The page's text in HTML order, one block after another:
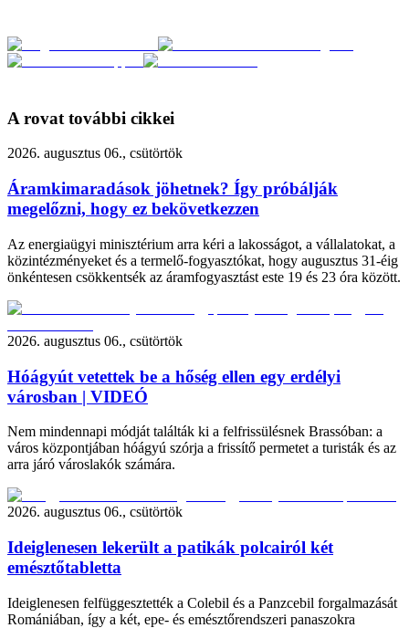
A rovat további cikkei
2026. augusztus 06., csütörtök
Áramkimaradások jöhetnek? Így próbálják
megelőzni, hogy ez bekövetkezzen
Az energiaügyi minisztérium arra kéri a lakosságot, a vállalatokat, a
közintézményeket és a termelő-fogyasztókat, hogy augusztus 31-éig
önkéntesen csökkentsék az áramfogyasztást este 19 és 23 óra között.
2026. augusztus 06., csütörtök
Hóágyút vetettek be a hőség ellen egy erdélyi
városban | VIDEÓ
Nem mindennapi módját találták ki a felfrissülésnek Brassóban: a
város központjában hóágyú szórja a frissítő permetet a turisták és az
arra járó városlakók számára.
2026. augusztus 06., csütörtök
Ideiglenesen lekerült a patikák polcairól két
emésztőtabletta
Ideiglenesen felfüggesztették a Colebil és a Panzcebil forgalmazását
Romániában, így a két, epe- és emésztőrendszeri panaszokra